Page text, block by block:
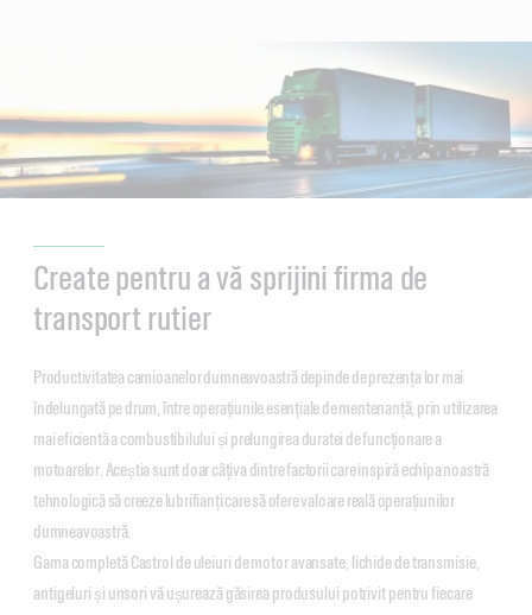
Create pentru a vă sprijini firma de
transport rutier
Productivitatea camioanelor dumneavoastră depinde de prezența lor mai
îndelungată pe drum, între operațiunile esențiale de mentenanță, prin utilizarea
mai eficientă a combustibilului și prelungirea duratei de funcționare a
motoarelor. Aceștia sunt doar câțiva dintre factorii care inspiră echipa noastră
tehnologică să creeze lubrifianți care să ofere valoare reală operațiunilor
dumneavoastră.
Gama completă Castrol de uleiuri de motor avansate, lichide de transmisie,
antigeluri și unsori vă ușurează găsirea produsului potrivit pentru fiecare